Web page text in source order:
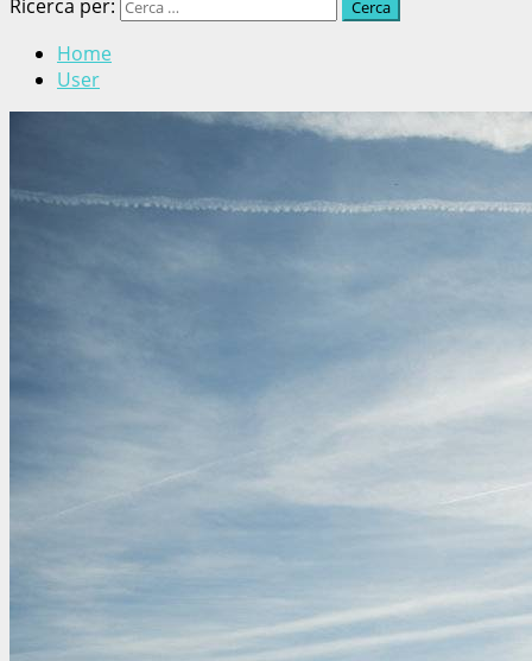
Ricerca per:
Home
User